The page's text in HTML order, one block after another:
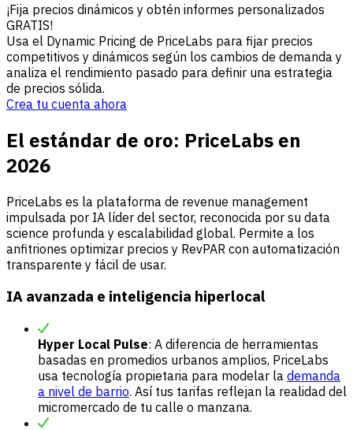
¡Fija precios dinámicos y obtén informes personalizados
GRATIS!
Usa el Dynamic Pricing de PriceLabs para fijar precios
competitivos y dinámicos según los cambios de demanda y
analiza el rendimiento pasado para definir una estrategia
de precios sólida.
Crea tu cuenta ahora
El estándar de oro: PriceLabs en
2026
PriceLabs es la plataforma de revenue management
impulsada por IA líder del sector, reconocida por su data
science profunda y escalabilidad global. Permite a los
anfitriones optimizar precios y RevPAR con automatización
transparente y fácil de usar.
IA avanzada e inteligencia hiperlocal
Hyper Local Pulse: A diferencia de herramientas
basadas en promedios urbanos amplios, PriceLabs
usa tecnología propietaria para modelar la demanda
a nivel de barrio. Así tus tarifas reflejan la realidad del
micromercado de tu calle o manzana.